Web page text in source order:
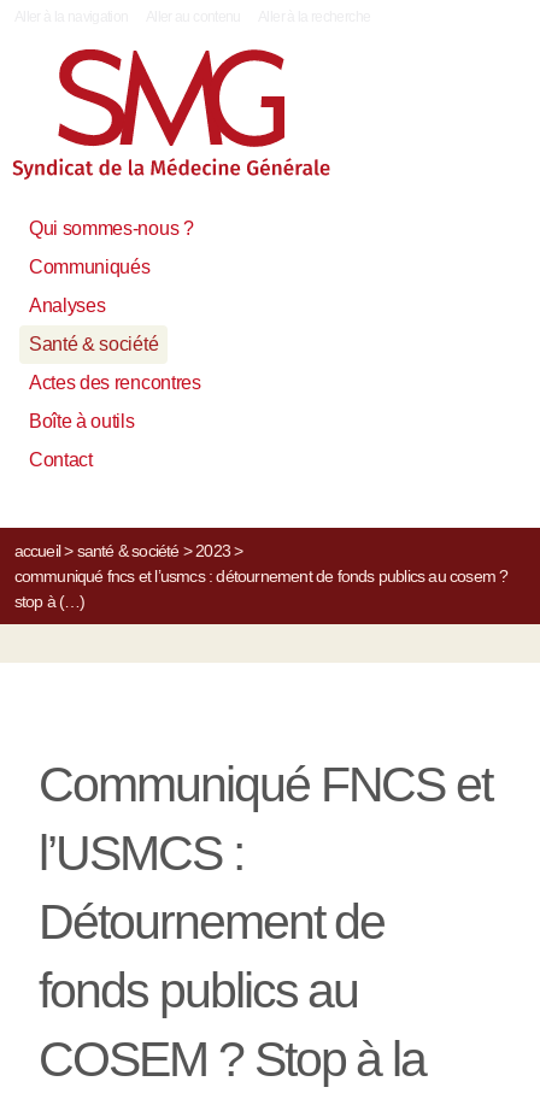
Qui sommes-nous ?
Communiqués
Analyses
Santé & société
Actes des rencontres
Boîte à outils
Contact
accueil> santé & société> 2023>
communiqué fncs et l’usmcs : détournement de fonds publics au cosem ?
stop à (…)
Communiqué FNCS et
l’USMCS :
Détournement de
fonds publics au
COSEM ? Stop à la